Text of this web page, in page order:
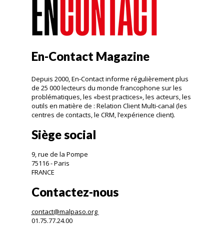
En-Contact Magazine
Depuis 2000, En-Contact informe régulièrement plus
de 25 000 lecteurs du monde francophone sur les
problématiques, les «best practices», les acteurs, les
outils en matière de : Relation Client Multi-canal (les
centres de contacts, le CRM, l’expérience client).
Siège social
9, rue de la Pompe
75116 - Paris
FRANCE
Contactez-nous
contact@malpaso.org
01.75.77.24.00